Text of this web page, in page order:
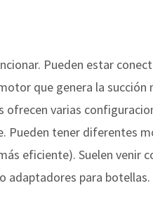
Pueden estar
que genera la
varias
Pueden tener diferentes
eficiente). Suelen venir
adaptadores para botellas.